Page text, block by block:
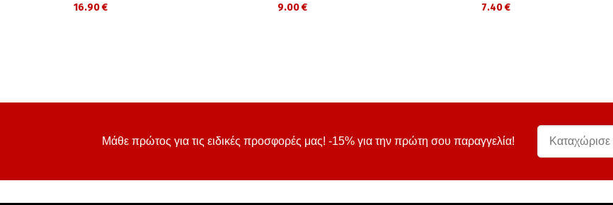
16.90 € 9.00 € 7.40 €
Μάθε πρώτος για τις ειδικές προσφορές μας! -15% για την πρώτη σου παραγγελία!